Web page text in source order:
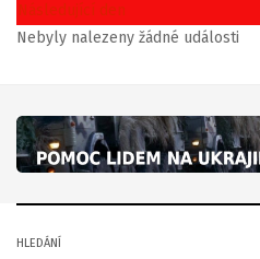
Následující den
Nebyly nalezeny žádné události
HLEDÁNÍ